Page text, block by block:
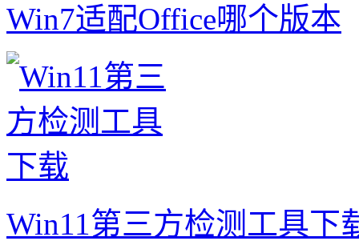
Win7适配Office哪个版本
Win11第三方检测工具下